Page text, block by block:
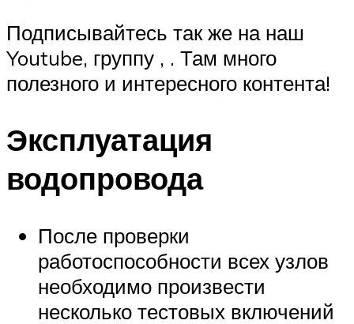
Подписывайтесь так же на наш
Youtube, группу , . Там много
полезного и интересного контента!
Эксплуатация
водопровода
После проверки
работоспособности всех узлов
необходимо произвести
несколько тестовых включений